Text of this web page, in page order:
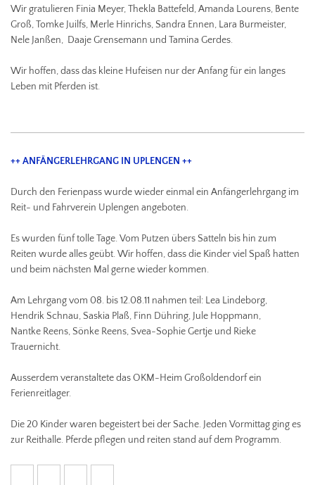
Wir gratulieren Finia Meyer, Thekla Battefeld, Amanda Lourens, Bente
Groß, Tomke Juilfs, Merle Hinrichs, Sandra Ennen, Lara Burmeister,
Nele Janßen, Daaje Grensemann und Tamina Gerdes.
Wir hoffen, dass das kleine Hufeisen nur der Anfang für ein langes
Leben mit Pferden ist.
++ ANFÄNGERLEHRGANG IN UPLENGEN ++
Durch den Ferienpass wurde wieder einmal ein Anfängerlehrgang im
Reit- und Fahrverein Uplengen angeboten.
Es wurden fünf tolle Tage. Vom Putzen übers Satteln bis hin zum
Reiten wurde alles geübt. Wir hoffen, dass die Kinder viel Spaß hatten
und beim nächsten Mal gerne wieder kommen.
Am Lehrgang vom 08. bis 12.08.11 nahmen teil: Lea Lindeborg,
Hendrik Schnau, Saskia Plaß, Finn Dühring, Jule Hoppmann,
Nantke Reens, Sönke Reens, Svea-Sophie Gertje und Rieke
Trauernicht.
Ausserdem veranstaltete das OKM-Heim Großoldendorf ein
Ferienreitlager.
Die 20 Kinder waren begeistert bei der Sache. Jeden Vormittag ging es
zur Reithalle. Pferde pflegen und reiten stand auf dem Programm.